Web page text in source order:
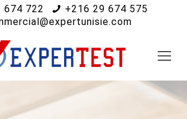
674 722
+216 29 674 575